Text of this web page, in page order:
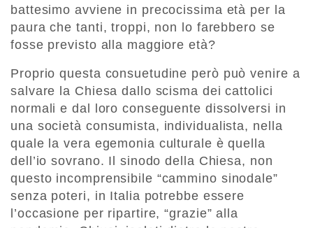
battesimo avviene in precocissima età per la
paura che tanti, troppi, non lo farebbero se
fosse previsto alla maggiore età?
Proprio questa consuetudine però può venire a
salvare la Chiesa dallo scisma dei cattolici
normali e dal loro conseguente dissolversi in
una società consumista, individualista, nella
quale la vera egemonia culturale è quella
dell’io sovrano. Il sinodo della Chiesa, non
questo incomprensibile “cammino sinodale”
senza poteri, in Italia potrebbe essere
l’occasione per ripartire, “grazie” alla